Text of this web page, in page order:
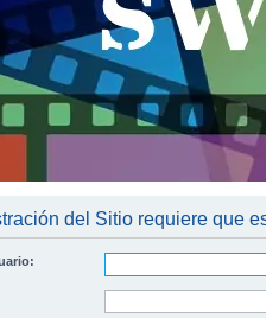
del Sitio requiere que